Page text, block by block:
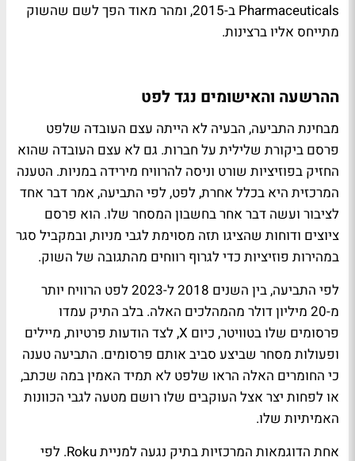
Pharmaceuticals ב-2015, ומהר מאוד הפך לשם שהשוק
מתייחס אליו ברצינות.
ההרשעה והאישומים נגד לפט
מבחינת התביעה, הבעיה לא הייתה עצם העובדה שלפט
פרסם ביקורת שלילית על חברות. גם לא עצם העובדה שהוא
החזיק בפוזיציות שורט וניסה להרוויח מירידה במניות. הטענה
המרכזית היא בכלל אחרת, לפט, לפי התביעה, אמר דבר אחד
לציבור ועשה דבר אחר בחשבון המסחר שלו. הוא פרסם
ציוצים ודוחות שהציגו תזה מסוימת לגבי מניות, ובמקביל סגר
במהירות פוזיציות כדי לגרוף רווחים מהתגובה של השוק.
לפי התביעה, בין השנים 2018 ל-2023 לפט הרוויח יותר
מ-20 מיליון דולר מהמהלכים האלה. בלב התיק עמדו
פרסומים שלו בטוויטר, כיום X, לצד הודעות פרטיות, מיילים
ופעולות מסחר שביצע סביב אותם פרסומים. התביעה טענה
כי החומרים האלה הראו שלפט לא תמיד האמין במה שכתב,
או לפחות יצר אצל העוקבים שלו רושם מטעה לגבי הכוונות
האמיתיות שלו.
אחת הדוגמאות המרכזיות בתיק נגעה למניית Roku. לפי